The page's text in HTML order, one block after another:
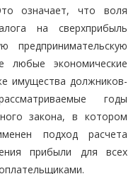
означает, что воля
на сверхприбыль
любые экономические
имущества должников-
годы
закона, в котором
подход расчета
прибыли для всех